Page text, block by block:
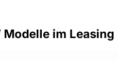
Modelle im Leasing